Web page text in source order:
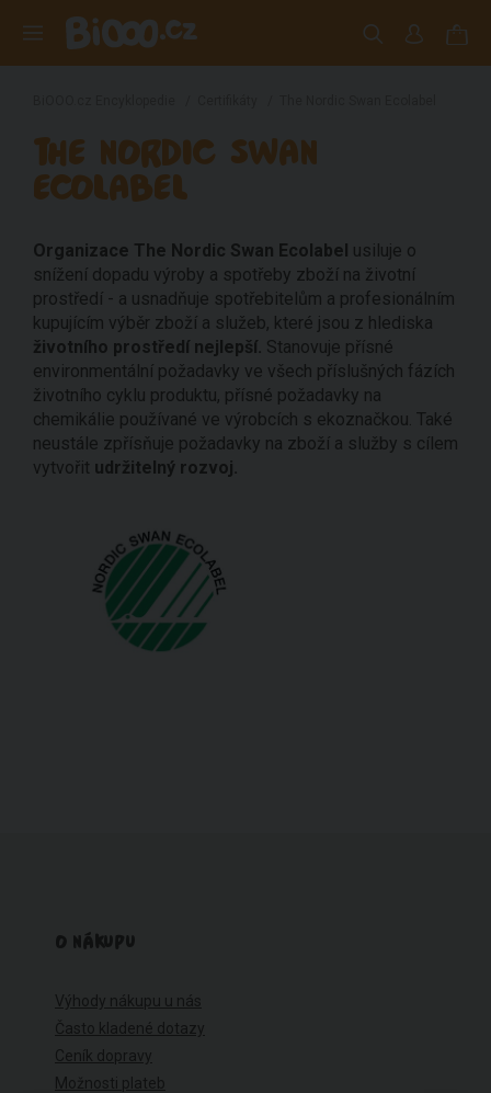
THE NORDIC SWAN
ECOLABEL
Organizace The Nordic Swan Ecolabel usiluje o
snížení dopadu výroby a spotřeby zboží na životní
prostředí - a usnadňuje spotřebitelům a profesionálním
kupujícím výběr zboží a služeb, které jsou z hlediska
životního prostředí nejlepší. Stanovuje přísné
environmentální požadavky ve všech příslušných fázích
životního cyklu produktu, přísné požadavky na
chemikálie používané ve výrobcích s ekoznačkou. Také
neustále zpřísňuje požadavky na zboží a služby s cílem
vytvořit udržitelný rozvoj.
O NÁKUPU
Výhody nákupu u nás
Často kladené dotazy
Ceník dopravy
Možnosti plateb